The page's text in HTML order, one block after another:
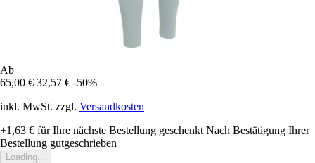
Ab
65,00 € 32,57 € -50%
inkl. MwSt. zzgl. Versandkosten
+1,63 € für Ihre nächste Bestellung geschenkt Nach Bestätigung Ihrer
Bestellung gutgeschrieben
Loading...